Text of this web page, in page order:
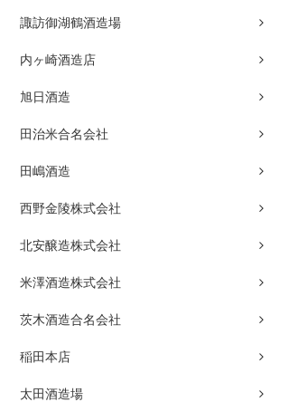
諏訪御湖鶴酒造場
内ヶ崎酒造店
旭日酒造
田治米合名会社
田嶋酒造
西野金陵株式会社
北安醸造株式会社
米澤酒造株式会社
茨木酒造合名会社
稲田本店
太田酒造場